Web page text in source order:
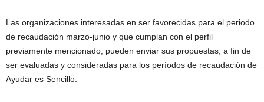
Las organizaciones interesadas en ser favorecidas para el periodo
de recaudación marzo-junio y que cumplan con el perfil
previamente mencionado, pueden enviar sus propuestas, a fin de
ser evaluadas y consideradas para los períodos de recaudación de
Ayudar es Sencillo.